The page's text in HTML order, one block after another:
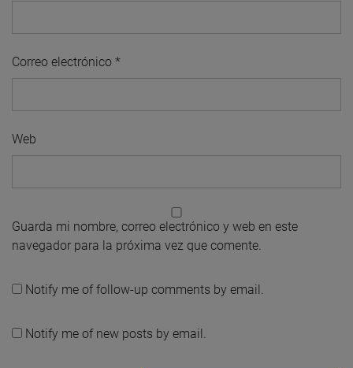
Correo electrónico *
Web
Guarda mi nombre, correo electrónico y web en este
navegador para la próxima vez que comente.
Notify me of follow-up comments by email.
Notify me of new posts by email.